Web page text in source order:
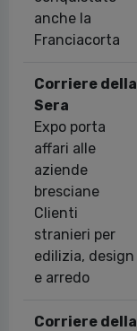
anche la
Franciacorta
Corriere della
Sera
Expo porta
affari alle
aziende
bresciane
Clienti
stranieri per
edilizia, design
e arredo
Corriere della